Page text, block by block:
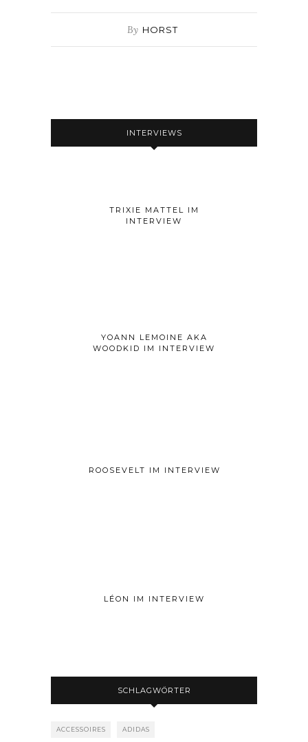
By HORST
INTERVIEWS
TRIXIE MATTEL IM
INTERVIEW
YOANN LEMOINE AKA
WOODKID IM INTERVIEW
ROOSEVELT IM INTERVIEW
LÉON IM INTERVIEW
SCHLAGWÖRTER
ACCESSOIRES ADIDAS